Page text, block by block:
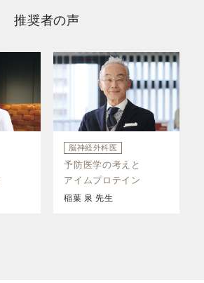
推奨者の声
脳神経外科医
予防医学の考えと
アイムプロテイン
稲葉 泉 先生